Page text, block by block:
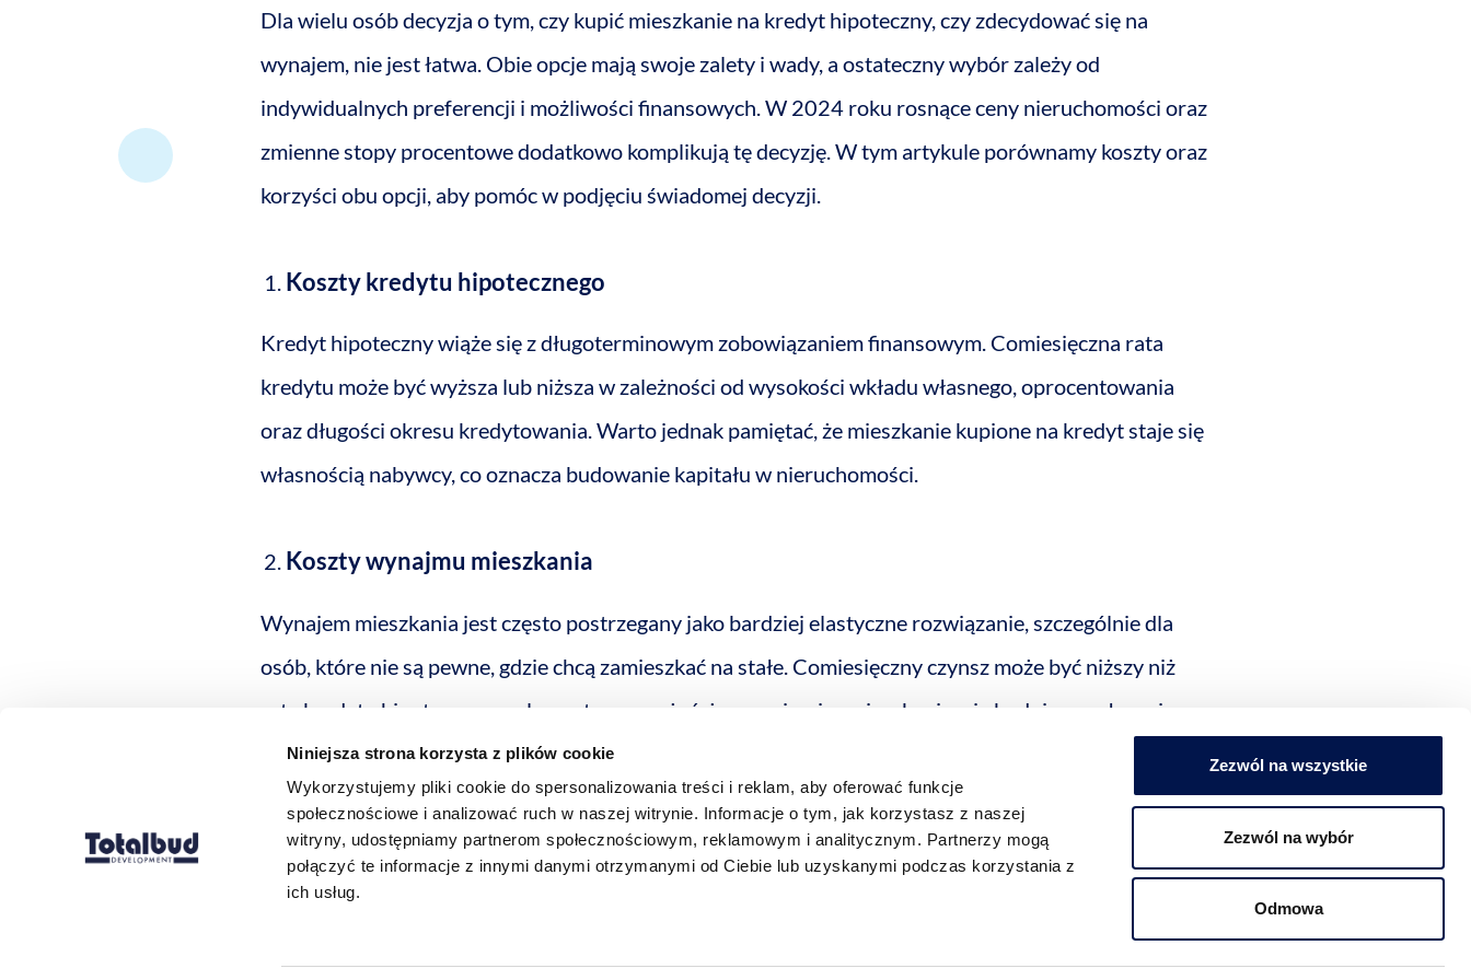
Niniejsza strona korzysta z plików cookie
Wykorzystujemy pliki cookie do spersonalizowania treści i reklam, aby oferować funkcje
społecznościowe i analizować ruch w naszej witrynie. Informacje o tym, jak korzystasz z naszej
witryny, udostępniamy partnerom społecznościowym, reklamowym i analitycznym. Partnerzy mogą
połączyć te informacje z innymi danymi otrzymanymi od Ciebie lub uzyskanymi podczas korzystania z
ich usług.
Zezwól na wszystkie
Zezwól na wybór
Odmowa
Dla wielu osób decyzja o tym, czy kupić mieszkanie na kredyt hipoteczny, czy zdecydować się na
wynajem, nie jest łatwa. Obie opcje mają swoje zalety i wady, a ostateczny wybór zależy od
indywidualnych preferencji i możliwości finansowych. W 2024 roku rosnące ceny nieruchomości oraz
zmienne stopy procentowe dodatkowo komplikują tę decyzję. W tym artykule porównamy koszty oraz
korzyści obu opcji, aby pomóc w podjęciu świadomej decyzji.
Koszty kredytu hipotecznego
Kredyt hipoteczny wiąże się z długoterminowym zobowiązaniem finansowym. Comiesięczna rata
kredytu może być wyższa lub niższa w zależności od wysokości wkładu własnego, oprocentowania
oraz długości okresu kredytowania. Warto jednak pamiętać, że mieszkanie kupione na kredyt staje się
własnością nabywcy, co oznacza budowanie kapitału w nieruchomości.
Koszty wynajmu mieszkania
Wynajem mieszkania jest często postrzegany jako bardziej elastyczne rozwiązanie, szczególnie dla
osób, które nie są pewne, gdzie chcą zamieszkać na stałe. Comiesięczny czynsz może być niższy niż
rata kredytu hipotecznego, ale warto zauważyć, że wynajmując mieszkanie, nie budujemy własnej
wartości majątkowej. Czynsz może również wzrosnąć w przyszłości, co zwiększa koszty
długoterminowe.
Co się bardziej opłaca?